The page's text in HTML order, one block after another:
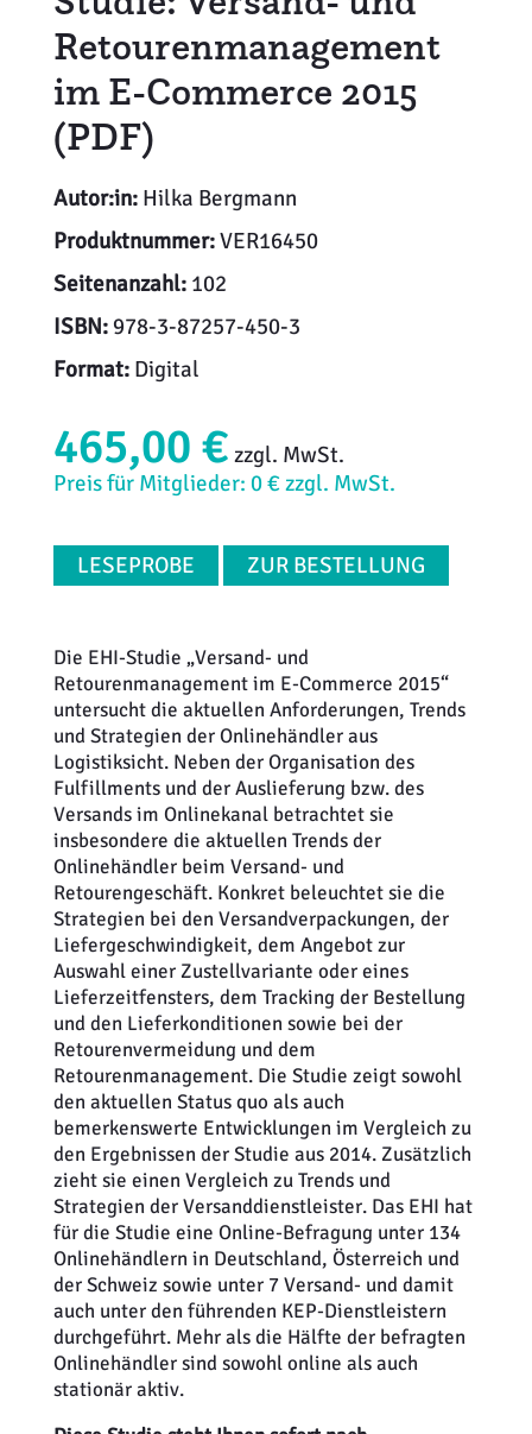
Retourenmanagement
im E-Commerce 2015
(PDF)
Autor:in:Hilka Bergmann
Produktnummer:VER16450
Seitenanzahl:102
ISBN:978-3-87257-450-3
Format:Digital
465,00 € zzgl. MwSt.
Preis für Mitglieder: 0 € zzgl. MwSt.
LESEPROBE ZUR BESTELLUNG
Die EHI-Studie „Versand- und
Retourenmanagement im E-Commerce 2015“
untersucht die aktuellen Anforderungen, Trends
und Strategien der Onlinehändler aus
Logistiksicht. Neben der Organisation des
Fulfillments und der Auslieferung bzw. des
Versands im Onlinekanal betrachtet sie
insbesondere die aktuellen Trends der
Onlinehändler beim Versand- und
Retourengeschäft. Konkret beleuchtet sie die
Strategien bei den Versandverpackungen, der
Liefergeschwindigkeit, dem Angebot zur
Auswahl einer Zustellvariante oder eines
Lieferzeitfensters, dem Tracking der Bestellung
und den Lieferkonditionen sowie bei der
Retourenvermeidung und dem
Retourenmanagement. Die Studie zeigt sowohl
den aktuellen Status quo als auch
bemerkenswerte Entwicklungen im Vergleich zu
den Ergebnissen der Studie aus 2014. Zusätzlich
zieht sie einen Vergleich zu Trends und
Strategien der Versanddienstleister. Das EHI hat
für die Studie eine Online-Befragung unter 134
Onlinehändlern in Deutschland, Österreich und
der Schweiz sowie unter 7 Versand- und damit
auch unter den führenden KEP-Dienstleistern
durchgeführt. Mehr als die Hälfte der befragten
Onlinehändler sind sowohl online als auch
stationär aktiv.